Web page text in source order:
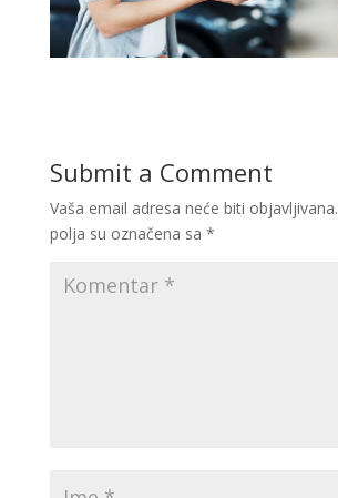
Submit a Comment
Vaša email adresa neće biti objavljivana.
polja su označena sa *